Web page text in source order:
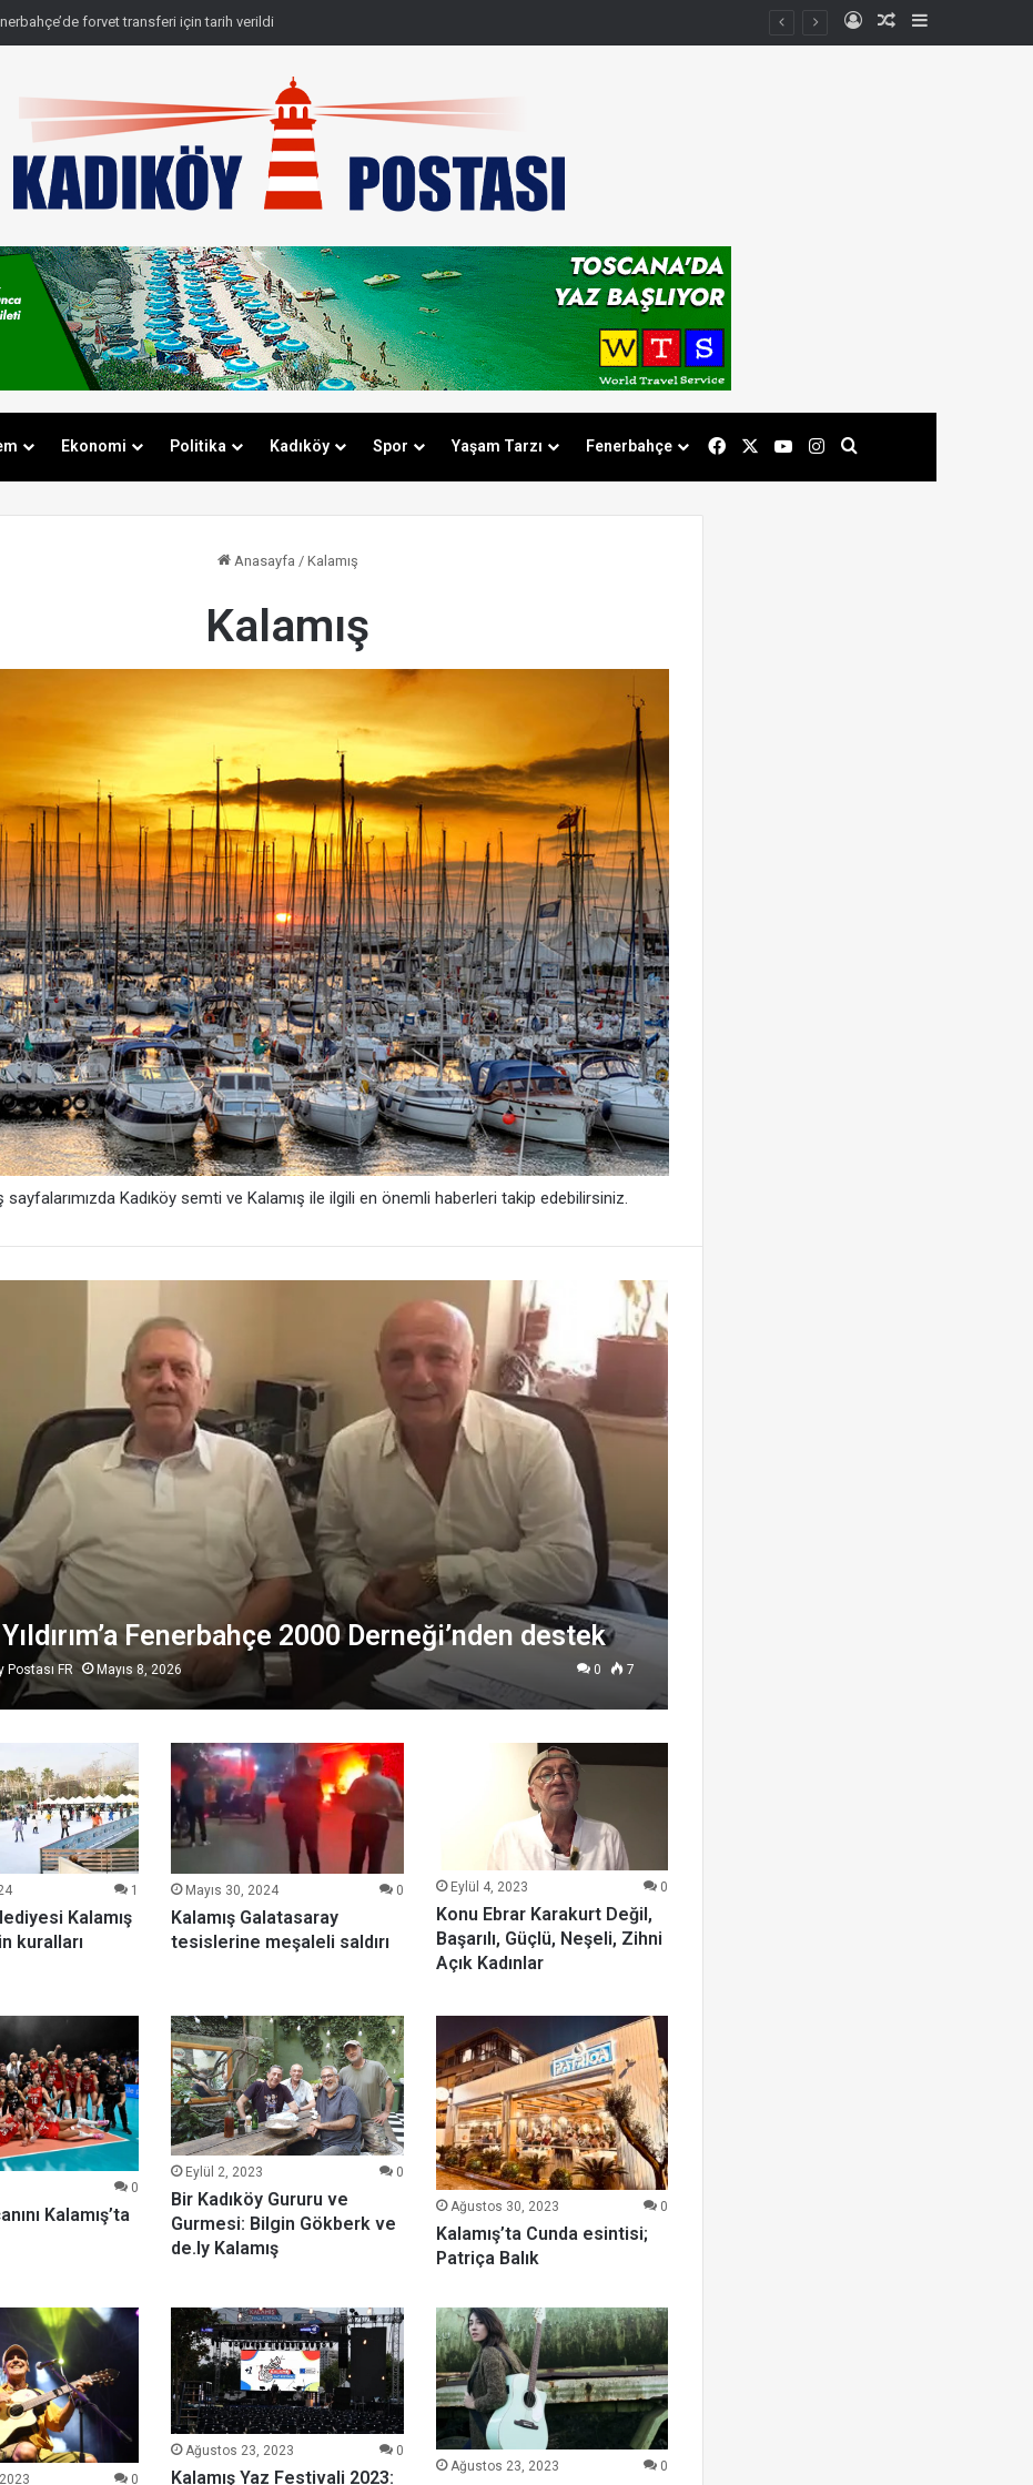
forvet transferi için tarih verildi Kayıt OlRastgele Makale
Ekonomi Politika Kadıköy Spor Yaşam Tarzı Fenerbahçe FacebookYouTubeInstagram
Anasayfa / Kalamış
Kalamış
sayfalarımızda Kadıköy semti ve Kalamış ile ilgili en önemli haberleri takip edebilirsiniz.
Fenerbahçe 2000 Derneği’nden destek
Postası FR Mayıs 8, 2026 0 7
1
Kalamış
kuralları
Mayıs 30, 2024 0
Kalamış Galatasaray
tesislerine meşaleli saldırı
Eylül 4, 2023 0
Konu Ebrar Karakurt Değil,
Başarılı, Güçlü, Neşeli, Zihni
Açık Kadınlar
0
Kalamış’ta
Eylül 2, 2023 0
Bir Kadıköy Gururu ve
Gurmesi: Bilgin Gökberk ve
de.ly Kalamış
Ağustos 30, 2023 0
Kalamış’ta Cunda esintisi;
Patriça Balık
0
Ağustos 23, 2023 0
Kalamış Yaz Festivali 2023:
Ağustos 23, 2023 0